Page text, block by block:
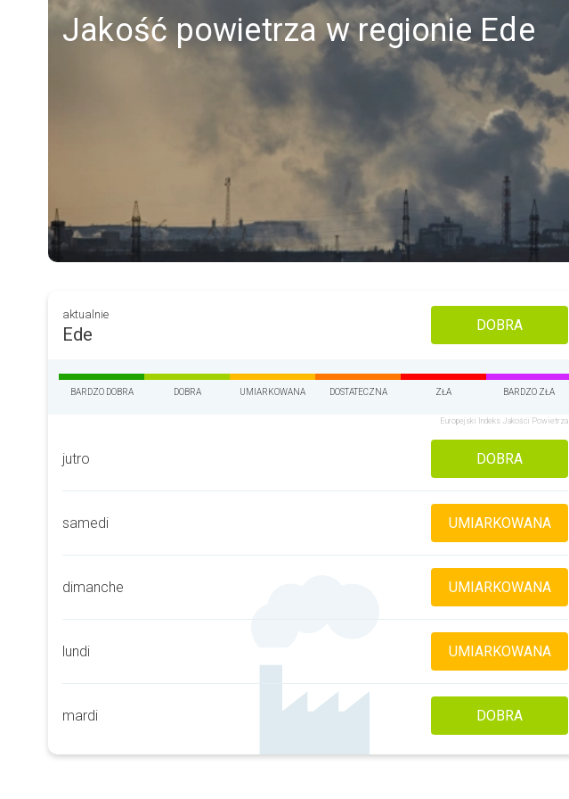
Jakość powietrza w regionie Ede
aktualnie
Ede DOBRA
BARDZO DOBRA DOBRA UMIARKOWANA DOSTATECZNA ZŁA BARDZO ZŁA
Europejski Indeks Jakości Powietrza
jutro DOBRA
samedi UMIARKOWANA
dimanche UMIARKOWANA
lundi UMIARKOWANA
mardi DOBRA